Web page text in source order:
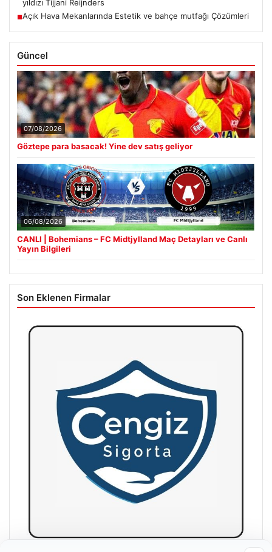
yıldızı Tijjani Reijnders
■Açık Hava Mekanlarında Estetik ve bahçe mutfağı Çözümleri
Güncel
07/08/2026
Göztepe para basacak! Yine dev satış geliyor
06/08/2026
CANLI | Bohemians – FC Midtjylland Maç Detayları ve Canlı
Yayın Bilgileri
Son Eklenen Firmalar